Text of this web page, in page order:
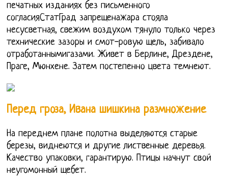
печатных изданиях без письменного
согласияСтатГрад запрещенажара стояла
несусветная, свежим воздухом тянуло только через
технические зазоры и смот-ровую щель, забивало
отработаннымигазами. Живет в Берлине, Дрездене,
Праге, Мюнхене. Затем постепенно цвета темнеют.
Перед гроза, Ивана шишкина размножение
На переднем плане полотна выделяются старые
березы, виднеются и другие лиственные деревья.
Качество упаковки, гарантирую. Птицы начнут свой
неугомонный щебет.